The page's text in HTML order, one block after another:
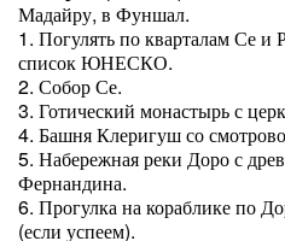
Мадайру, в Фуншал.
1. Погулять по кварталам Се и
список ЮНЕСКО.
2. Собор Се.
3. Готический монастырь с
4. Башня Клеригуш со
5. Набережная реки Доро с
Фернандина.
6. Прогулка на кораблике по
(если успеем).